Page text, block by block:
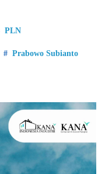
PLN
Prabowo Subianto